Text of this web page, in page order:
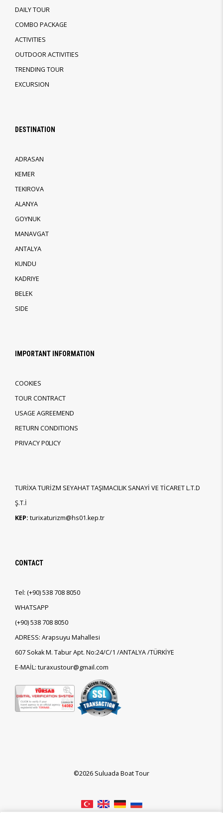
DAILY TOUR
COMBO PACKAGE
ACTIVITIES
OUTDOOR ACTIVITIES
TRENDING TOUR
EXCURSION
DESTINATION
ADRASAN
KEMER
TEKIROVA
ALANYA
GOYNUK
MANAVGAT
ANTALYA
KUNDU
KADRIYE
BELEK
SIDE
IMPORTANT INFORMATION
COOKIES
TOUR CONTRACT
USAGE AGREEMEND
RETURN CONDITIONS
PRIVACY P0LICY
TURİXA TURİZM SEYAHAT TAŞIMACILIK SANAYİ VE TİCARET L.T.D
Ş.T.İ
KEP: turixaturizm@hs01.kep.tr
CONTACT
Tel: (+90)538 708 8050
WHATSAPP
(+90)538 708 8050
ADRESS: Arapsuyu Mahallesi
607 Sokak M. Tabur Apt. No:24/C/1 /ANTALYA /TÜRKİYE
E-MAİL: turaxustour@gmail.com
©2026 Suluada Boat Tour